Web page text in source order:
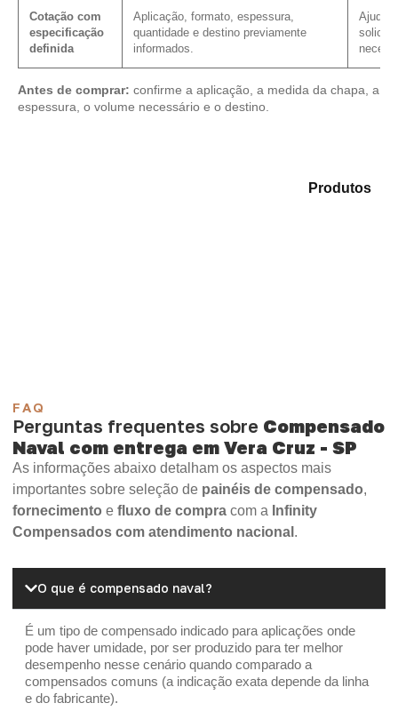
Cotação com
especificação
definida
Aplicação, formato, espessura,
quantidade e destino previamente
informados.
Ajuda
Antes de comprar: confirme a aplicação, a medida da chapa, a
espessura, o volume necessário e o destino.
Produtose
FAQ
Perguntas frequentes sobre Compensado
Naval com entrega em Vera Cruz - SP
As informações abaixo detalham os aspectos mais
importantes sobre seleção de painéis de compensado,
fornecimento e fluxo de compra com a Infinity
Compensados com atendimento nacional .
O que é compensado naval?
É um tipo de compensado indicado para aplicações onde
pode haver umidade, por ser produzido para ter melhor
desempenho nesse cenário quando comparado a
compensados comuns (a indicação exata depende da linha
e do fabricante).